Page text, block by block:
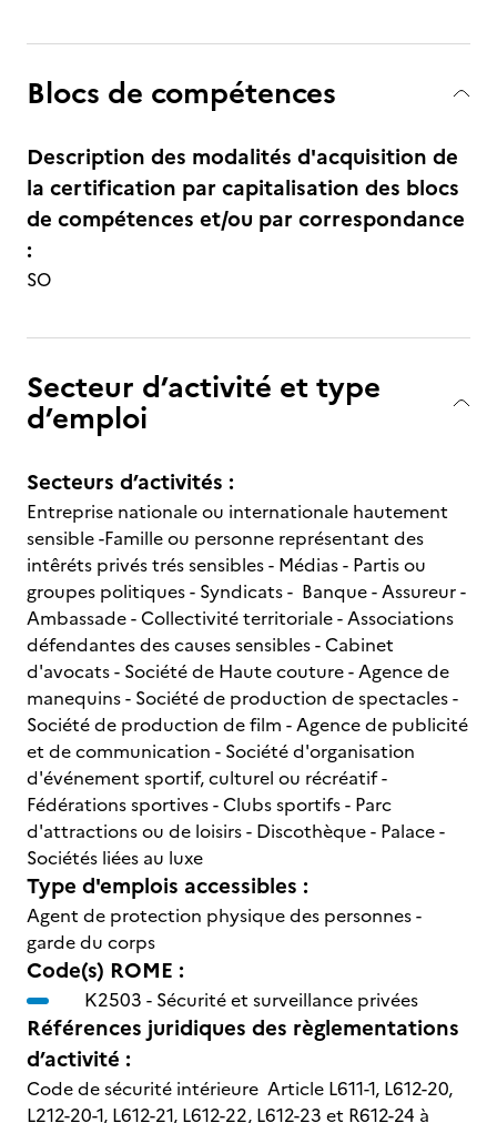
Blocs de compétences
Description des modalités d'acquisition de
la certification par capitalisation des blocs
de compétences et/ou par correspondance
:
SO
Secteur d’activité et type
d’emploi
Secteurs d’activités :
Entreprise nationale ou internationale hautement
sensible -Famille ou personne représentant des
intêréts privés trés sensibles - Médias - Partis ou
groupes politiques - Syndicats - Banque - Assureur -
Ambassade - Collectivité territoriale - Associations
défendantes des causes sensibles - Cabinet
d'avocats - Société de Haute couture - Agence de
manequins - Société de production de spectacles -
Société de production de film - Agence de publicité
et de communication - Société d'organisation
d'événement sportif, culturel ou récréatif -
Fédérations sportives - Clubs sportifs - Parc
d'attractions ou de loisirs - Discothèque - Palace -
Sociétés liées au luxe
Type d'emplois accessibles :
Agent de protection physique des personnes -
garde du corps
Code(s) ROME :
K2503 - Sécurité et surveillance privées
Références juridiques des règlementations
d’activité :
Code de sécurité intérieure Article L611-1, L612-20,
L212-20-1, L612-21, L612-22, L612-23 et R612-24 à